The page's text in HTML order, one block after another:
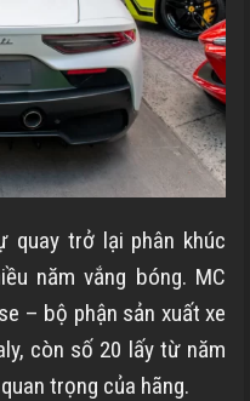
quay trở lại phân khúc
năm vắng bóng. MC
– bộ phận sản xuất xe
còn số 20 lấy từ năm
trọng của hãng.